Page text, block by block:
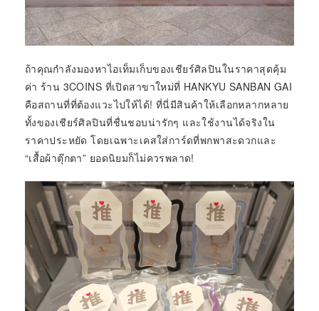
ถ้าคุณกำลังมองหาไอเท็มเก็บของเชียร์ศิลปินในราคาสุดคุ้ม
ค่า ร้าน 3COINS ที่เปิดสาขาใหม่ที่ HANKYU SANBAN GAI
คือสถานที่ที่ต้องแวะไปให้ได้! ที่นี่มีสินค้าให้เลือกหลากหลาย
ทั้งของเชียร์ศิลปินที่ชื่นชอบน่ารักๆ และใช้งานได้จริงใน
ราคาประหยัด โดยเฉพาะเคสใส่การ์ดที่พกพาสะดวกและ
“เสื้อผ้าตุ๊กตา” ยอดนิยมก็ไม่ควรพลาด!